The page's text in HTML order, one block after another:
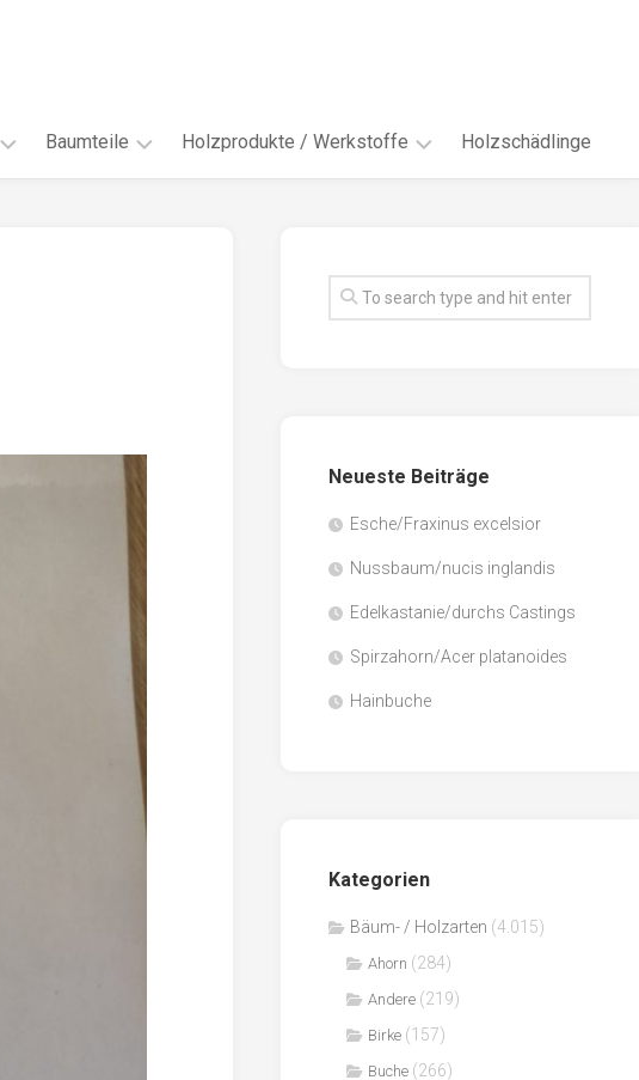
Baumteile Holzprodukte / Werkstoffe
Faserwerkstoffe
Sägenebenprodukte
Holzschädlinge
Neueste Beiträge
Esche/Fraxinus excelsior
Nussbaum/nucis inglandis
Edelkastanie/durchs Castings
Spirzahorn/Acer platanoides
Hainbuche
Kategorien
Bäum- / Holzarten (4.015)
Ahorn (284)
Andere (219)
Birke (157)
Buche (266)